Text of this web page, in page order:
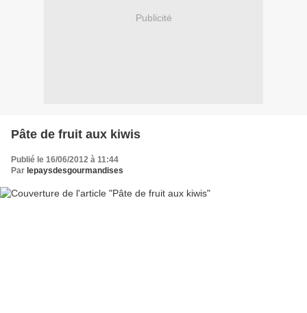
Publicité
Pâte de fruit aux kiwis
Publié le 16/06/2012 à 11:44
Par lepaysdesgourmandises